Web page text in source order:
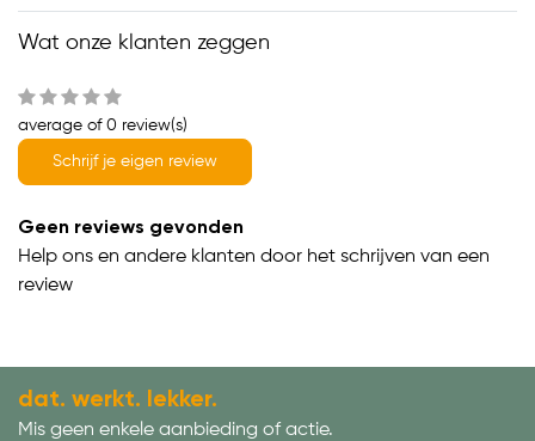
Wat onze klanten zeggen
average of 0 review(s)
Schrijf je eigen review
Geen reviews gevonden
Help ons en andere klanten door het schrijven van een
review
dat. werkt. lekker.
Mis geen enkele aanbieding of actie.